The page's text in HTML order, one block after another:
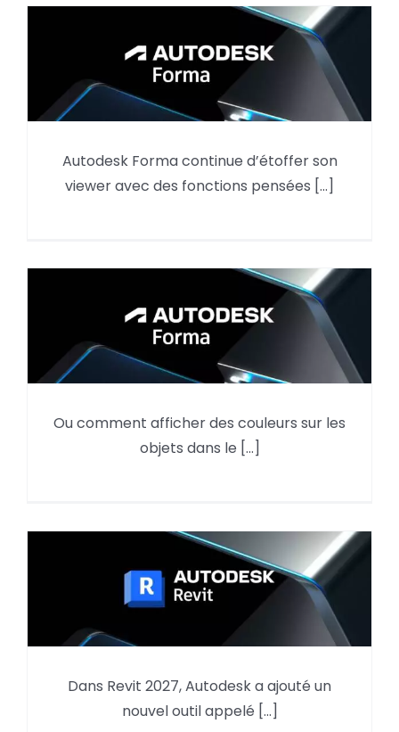
Autodesk Forma : la Mesure de
Surface simplifie le calcul des
Autodesk Forma continue d’étoffer son
viewer avec des fonctions pensées [...]
Autodesk Forma, Afficher la
couleur des objets
Ou comment afficher des couleurs sur les
objets dans le [...]
Amélioration de la
numérotation dans REVIT 2027
Dans Revit 2027, Autodesk a ajouté un
nouvel outil appelé [...]